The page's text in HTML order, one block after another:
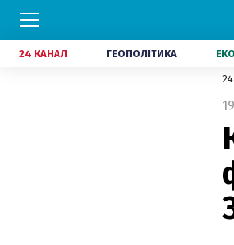
24 КАНАЛ ГЕОПОЛІТИКА